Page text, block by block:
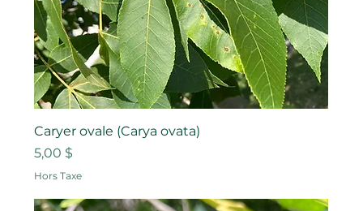
Caryer ovale (Carya ovata)
Prix
5,00 $
Hors Taxe